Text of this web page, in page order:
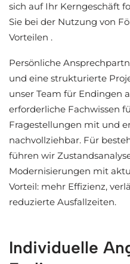
sich auf Ihr Kerngeschäft
Sie bei der Nutzung von
Vorteilen .
Persönliche
und eine strukturierte
unser Team für Endingen
erforderliche Fachwissen
Fragestellungen mit und
nachvollziehbar. Für
führen wir
Modernisierungen mit
Vorteil: mehr Effizienz,
reduzierte Ausfallzeiten.
Individuelle